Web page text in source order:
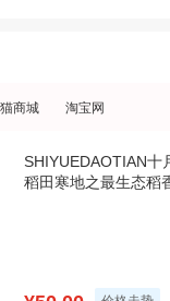
商城 淘宝网
SHIYUEDAOTIAN十
稻田寒地之最生态稻